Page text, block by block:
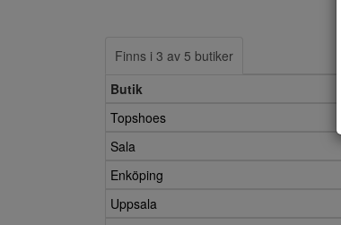
Finns i 3 av 5 butiker
Butik
Topshoes
Sala
Enköping
Uppsala